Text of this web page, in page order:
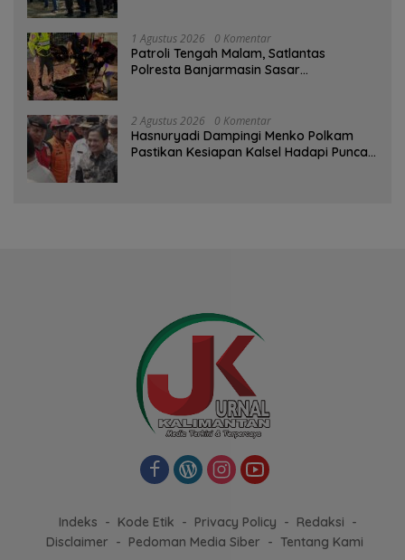
1 Agustus 2026 0 Komentar
Patroli Tengah Malam, Satlantas
Polresta Banjarmasin Sasar
2 Agustus 2026 0 Komentar
Hasnuryadi Dampingi Menko Polkam
Pastikan Kesiapan Kalsel Hadapi Puncak
Indeks Kode Etik Privacy Policy
Redaksi
Disclaimer
Pedoman Media Siber
Tentang Kami